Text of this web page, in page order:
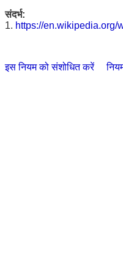
संदर्भ:
1. https://en.wikipedia.org/
इस नियम को संशोधित करें